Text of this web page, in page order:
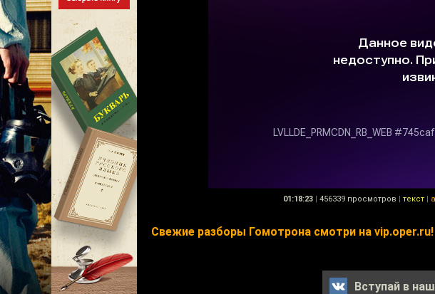
01:18:23 | 456339 просмотров | текст |
Свежие разборы Гомотрона смотри на vip.oper.ru!
Вступай в